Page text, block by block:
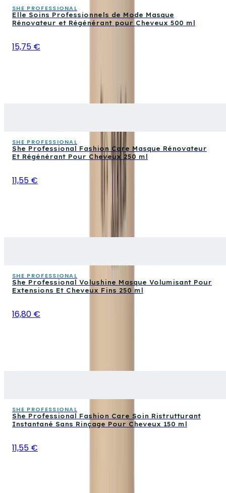
SHE PROFESSIONAL
Elle Soins Professionnels de Mode Masque
Rénovateur et Régénérant pour Cheveux 500 ml
15,75 €
SHE PROFESSIONAL
She Professional Fashion Care Masque Rénovateur
Et Régénérant Pour Cheveux 250 ml
11,55 €
SHE PROFESSIONAL
She Professional Volushine Masque Volumisant Pour
Extensions Et Cheveux Fins 250 ml
16,80 €
SHE PROFESSIONAL
She Professional Fashion Care Soin Ristrutturant
Instantané Sans Rinçage Pour Cheveux 150 ml
11,55 €